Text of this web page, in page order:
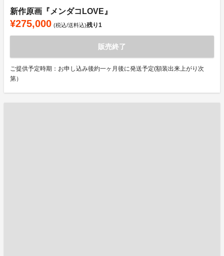
新作原画『メンダコLOVE』
¥275,000 (税込/送料込)残り1
販売終了
ご提供予定時期：お申し込み後約一ヶ月後に発送予定(額装出来上がり次
第）